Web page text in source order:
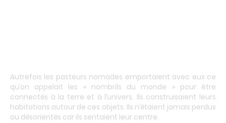
Autrefois les pasteurs nomades emportaient avec eux ce
qu’on appelait les « nombrils du monde » pour être
connectés à la terre et à l’univers. Ils construisaient leurs
habitations autour de ces objets. Ils n’étaient jamais perdus
ou désorientés car ils sentaient leur centre.